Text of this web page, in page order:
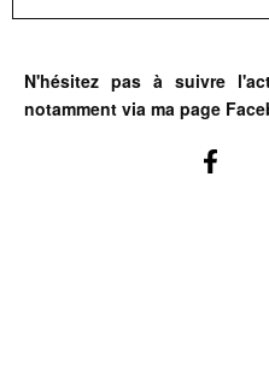
N'hésitez pas à suivre
notamment via ma page